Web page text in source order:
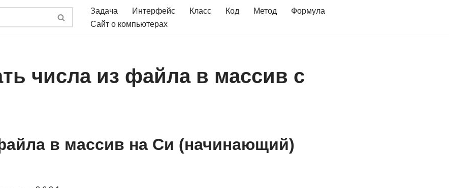
Задача Интерфейс Класс Код Метод
Формула
Сайт о компьютерах
числа из файла в массив c
в массив на Си (начинающий)